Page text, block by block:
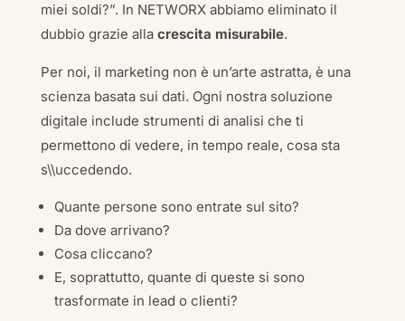
miei soldi?”. In NETWORX abbiamo eliminato il
dubbio grazie alla crescita misurabile.
Per noi, il marketing non è un’arte astratta, è una
scienza basata sui dati. Ogni nostra soluzione
digitale include strumenti di analisi che ti
permettono di vedere, in tempo reale, cosa sta
s\\uccedendo.
Quante persone sono entrate sul sito?
Da dove arrivano?
Cosa cliccano?
E, soprattutto, quante di queste si sono
trasformate in lead o clienti?